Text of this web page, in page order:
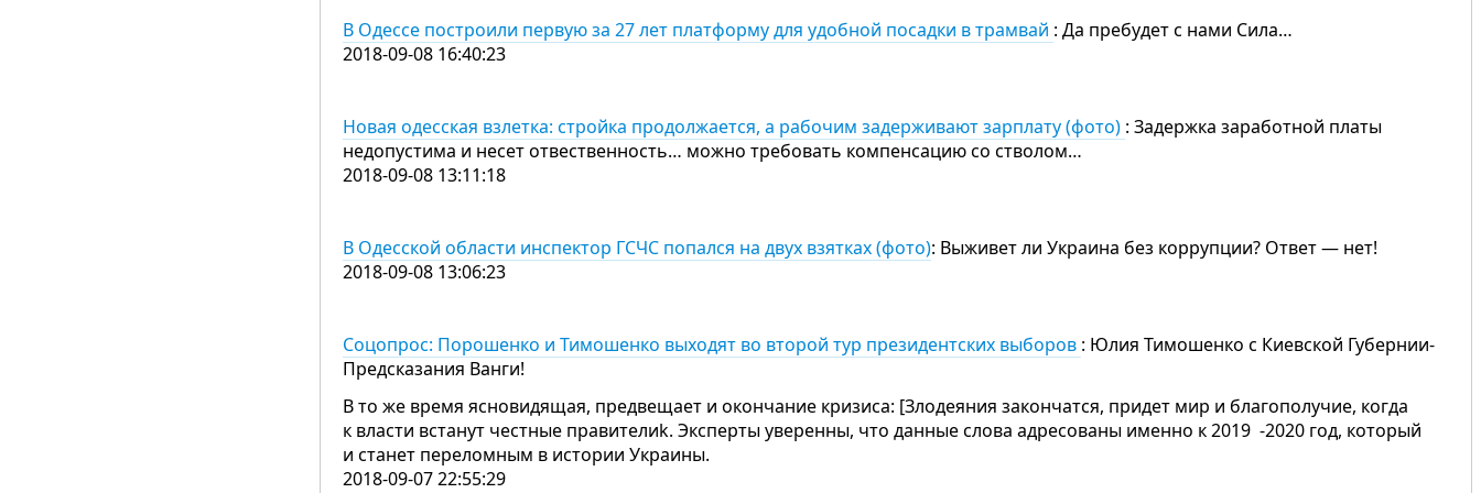
В Одессе построили первую за 27 лет платформу для удобной посадки в трамвай : Да пребудет с нами Сила…
2018-09-08 16:40:23
Новая одесская взлетка: стройка продолжается, а рабочим задерживают зарплату (фото) : Задержка заработной платы
недопустима и несет отвественность… можно требовать компенсацию со стволом…
2018-09-08 13:11:18
В Одесской области инспектор ГСЧС попался на двух взятках (фото): Выживет ли Украина без коррупции? Ответ — нет!
2018-09-08 13:06:23
Соцопрос: Порошенко и Тимошенко выходят во второй тур президентских выборов : Юлия Тимошенко с Киевской Губернии-
Предсказания Ванги!
В то же время ясновидящая, предвещает и окончание кризиса: [Злодеяния закончатся, придет мир и благополучие, когда
к власти встанут честные правителиk. Эксперты уверенны, что данные слова адресованы именно к 2019 -2020 год, который
и станет переломным в истории Украины.
2018-09-07 22:55:29